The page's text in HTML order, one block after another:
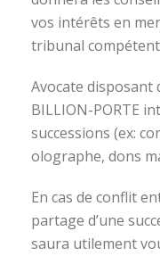
vos intérêts en
tribunal
Avocate disposant
BILLION-PORTE
successions (ex:
olographe, dons
En cas de conflit
partage d’une
saura utilement